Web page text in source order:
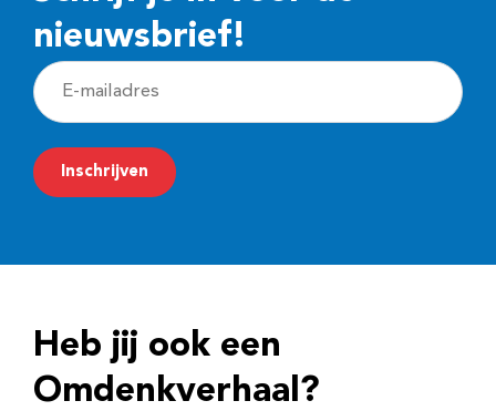
nieuwsbrief!
E
-
m
a
r
e
Inschrijven
Heb jij ook een
Omdenkverhaal?